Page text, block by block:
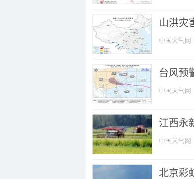
山洪灾
中国天气网
台风预
中国天气网
江西永
中国天气网
北京彩